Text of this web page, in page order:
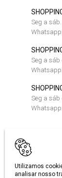
Utilizamos
analisar nosso
Seg a
Whatsapp:
Seg a sáb
Whatsapp:
Seg a sáb
Whatsapp: